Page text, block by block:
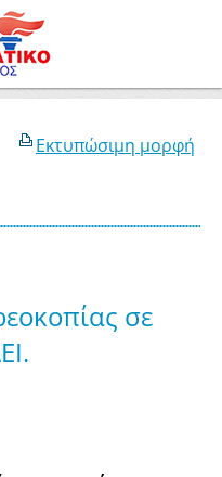
Εκτυπώσιμη μορφή
σε